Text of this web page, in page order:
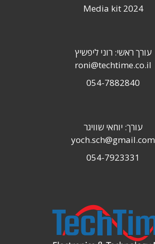
Media kit 2024
עורך ראשי: רוני ליפשיץ
roni@techtime.co.il
054-7882840
עורך: יוחאי שוויגר
yoch.sch@gmail.com
054-7923331